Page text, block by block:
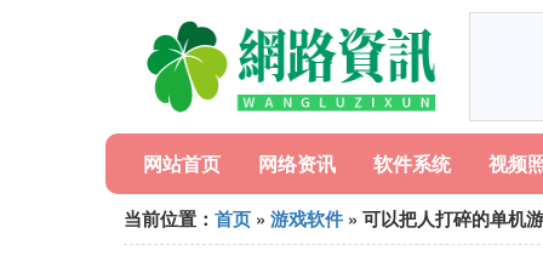
网站首页 网络资讯 软件系统 视频
当前位置： 首页 » 游戏软件 » 可以把人打碎的单机